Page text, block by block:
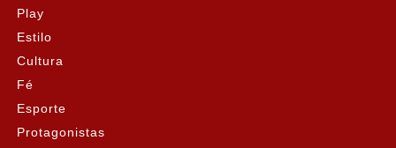
Play
Estilo
Cultura
Fé
Esporte
Protagonistas